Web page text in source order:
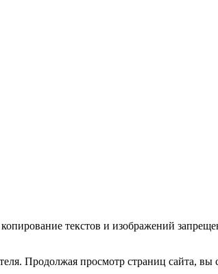
текстов и изображений
Продолжая просмотр страниц сайта, вы